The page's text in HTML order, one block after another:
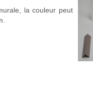
la couleur peut